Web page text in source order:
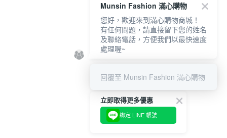
立即取得更多優惠
綁定 LINE 帳號
Munsin Fashion 滿心購物
您好，歡迎來到滿心購物商城！
有任何問題，請直接留下您的姓名
及聯絡電話，方便我們以最快速度
處理喔~
回覆至 Munsin Fashion 滿心購物